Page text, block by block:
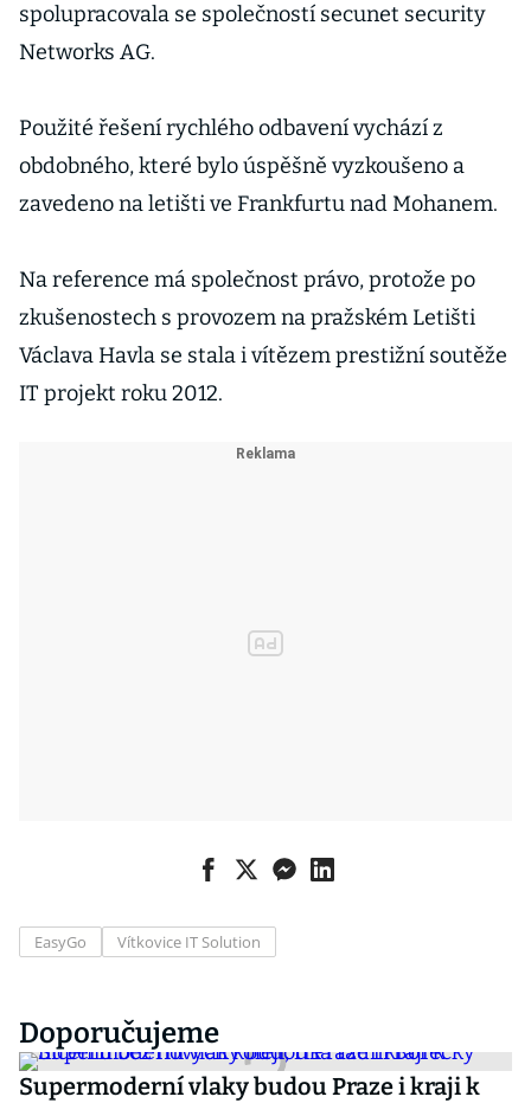
spolupracovala se společností secunet security
Networks AG.
Použité řešení rychlého odbavení vychází z
obdobného, které bylo úspěšně vyzkoušeno a
zavedeno na letišti ve Frankfurtu nad Mohanem.
Na reference má společnost právo, protože po
zkušenostech s provozem na pražském Letišti
Václava Havla se stala i vítězem prestižní soutěže
IT projekt roku 2012.
EasyGo Vítkovice IT Solution
Doporučujeme
Supermoderní vlaky budou Praze i kraji k